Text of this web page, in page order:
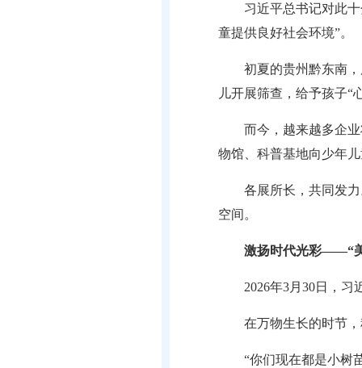
习近平总书记对此
童提供良好社会环境”。
初夏的贵州黔东南
儿开展筛查，给予孩子“
而今，越来越多企
物馆、科普基地向少年
各展所长，共同发
空间。
激扬时代光彩——“
2026年3月30日，
在万物生长的时节
“你们现在都是小树